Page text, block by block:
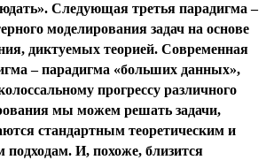
Следующая третья парадигма –
моделирования задач на основе
диктуемых теорией. Современная
– парадигма «больших данных»,
прогрессу различного
мы можем решать задачи,
стандартным теоретическим и
И, похоже, близится